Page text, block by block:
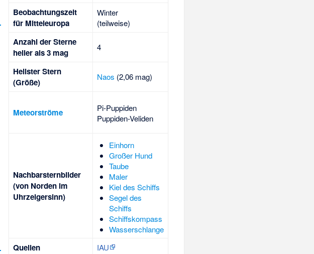
Beob­achtungs­zeit
für Mittel­europa
Winter
(teilweise)
Anzahl der Sterne
heller als 3 mag
4
Hellster Stern
(Größe)
Naos (2,06 mag)
Meteorströme
Pi-Puppiden
Puppiden-Veliden
Nachbarsternbilder
(von Norden im
Uhrzeigersinn)
Einhorn
Großer Hund
Taube
Maler
Kiel des Schiffs
Segel des
Schiffs
Schiffskompass
Wasserschlange
Quellen IAU